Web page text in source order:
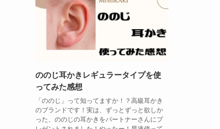
ののじ耳かきレギュラータイプを使
ってみた感想
「ののじ」って知ってますか！？高級耳かき
のブランドです！実は、ずっとずっと欲しか
った、ののじの耳かきをパートナーさんにプ